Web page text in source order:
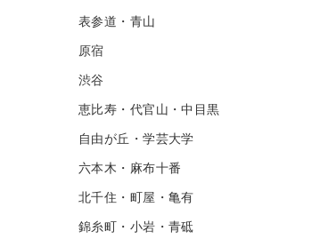
表参道・青山
原宿
渋谷
恵比寿・代官山・中目黒
自由が丘・学芸大学
六本木・麻布十番
北千住・町屋・亀有
錦糸町・小岩・青砥